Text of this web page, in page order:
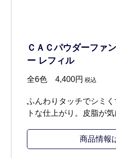
ＣＡＣパウダーファ
ー レフィル
全6色 4,400円 税込
ふんわりタッチでシミ
トな仕上がり。皮脂が
商品情報